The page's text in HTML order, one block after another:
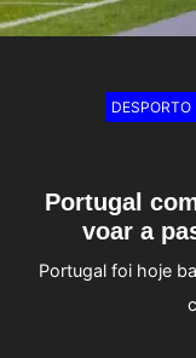
Portugal
voar a
Portugal foi hoje
DESPORTO